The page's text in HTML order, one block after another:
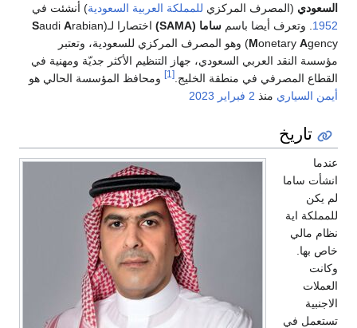
السعودي (المصرف المركزي للمملكة العربية السعودية) أنشئت في
1952 . وتعرف أيضا باسم ساما (SAMA) اختصارا لـ( Saudi Arabian
Monetary A
gency) وهو المصرف المركزي للسعودية، وتعتبر
مؤسسة النقد العربي السعودي، جهاز التنظيم الأكثر جديّة ومهنية في
القطاع المصرفي في منطقة الخليج. [1]
ومحافظ المؤسسة الحالي هو
أيمن السياري منذ 2 فبراير 2023
تاريخ
عندما
انشأت ساما
لم يكن
للمملكة اية
نظام مالي
خاص بها.
وكانت
العملات
الاجنبية
تستعمل في